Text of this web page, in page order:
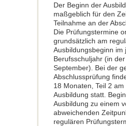
Der Beginn der
maßgeblich für den
Teilnahme an der
Die Prüfungstermine
grundsätzlich am
Ausbildungsbeginn im
Berufsschuljahr (in
September). Bei der
Abschlussprüfung
18 Monaten, Teil 2
Ausbildung statt.
Ausbildung zu einem
abweichenden
regulären